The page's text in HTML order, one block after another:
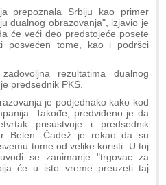
prepoznala Srbiju kao primer
dualnog obrazovanja", izjavio je
će veći deo predstojeće posete
posvećen tome, kao i podršci
rezultatima dualnog
predsednik PKS.
je podjednako kako kod
Takođe, predviđeno je da
prisustvuje i predsednik
Belen. Čadež je rekao da su
tome od velike koristi. U toj
se zanimanje "trgovac za
će u isto vreme preuzeti taj